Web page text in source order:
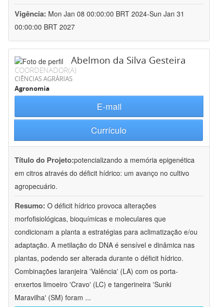
Vigência: Mon Jan 08 00:00:00 BRT 2024-Sun Jan 31
00:00:00 BRT 2027
Abelmon da Silva Gesteira
COORDENADOR(A)
CIÊNCIAS AGRÁRIAS
Agronomia
E-mail
Currículo
Título do Projeto:potencializando a memória epigenética
em citros através do déficit hídrico: um avanço no cultivo
agropecuário.
Resumo: O déficit hídrico provoca alterações
morfofisiológicas, bioquímicas e moleculares que
condicionam a planta a estratégias para aclimatização e/ou
adaptação. A metilação do DNA é sensível e dinâmica nas
plantas, podendo ser alterada durante o déficit hídrico.
Combinações laranjeira 'Valência' (LA) com os porta-
enxertos limoeiro 'Cravo' (LC) e tangerineira 'Sunki
Maravilha' (SM) foram ...